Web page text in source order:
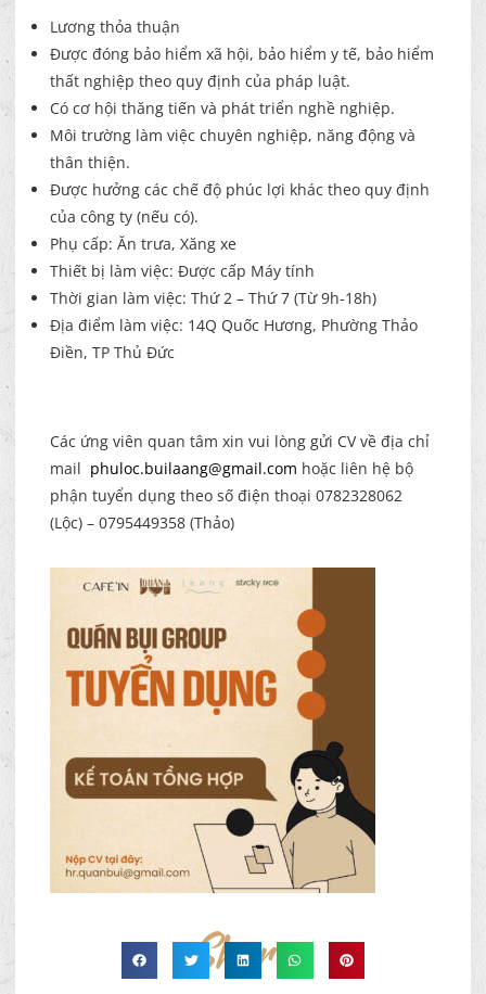
Lương thỏa thuận
Được đóng bảo hiểm xã hội, bảo hiểm y tế, bảo hiểm
thất nghiệp theo quy định của pháp luật.
Có cơ hội thăng tiến và phát triển nghề nghiệp.
Môi trường làm việc chuyên nghiệp, năng động và
thân thiện.
Được hưởng các chế độ phúc lợi khác theo quy định
của công ty (nếu có).
Phụ cấp: Ăn trưa, Xăng xe
Thiết bị làm việc: Được cấp Máy tính
Thời gian làm việc: Thứ 2 – Thứ 7 (Từ 9h-18h)
Địa điểm làm việc: 14Q Quốc Hương, Phường Thảo
Điền, TP Thủ Đức
Các ứng viên quan tâm xin vui lòng gửi CV về địa chỉ
mail phuloc.builaang@gmail.com hoặc liên hệ bộ
phận tuyển dụng theo số điện thoại 0782328062
(Lộc) – 0795449358 (Thảo)
Share